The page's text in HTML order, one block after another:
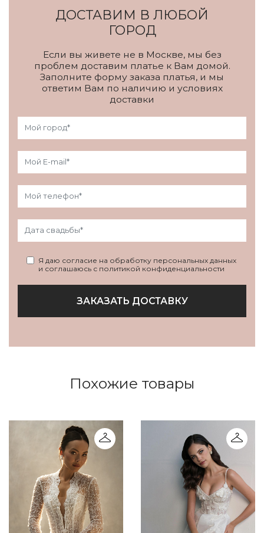
ДОСТАВИМ В ЛЮБОЙ
ГОРОД
Если вы живете не в Москве, мы без
проблем доставим платье к Вам домой.
Заполните форму заказа платья, и мы
ответим Вам по наличию и условиях
доставки
Я даю согласие на обработку персональных данных
и соглашаюсь с политикой конфиденциальности
ЗАКАЗАТЬ ДОСТАВКУ
Похожие товары